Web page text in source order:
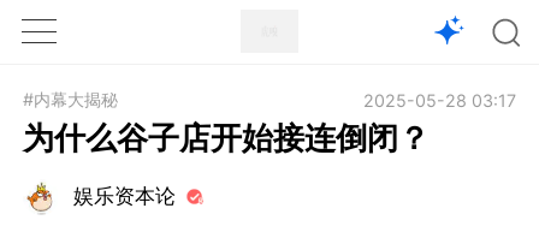
1X
#内幕大揭秘 2025-05-28 03:17
为什么谷子店开始接连倒闭？
娱乐资本论